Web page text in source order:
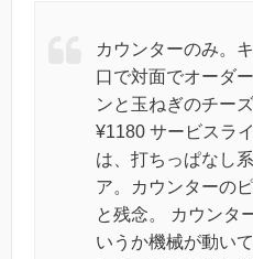
カウンターのみ。
口で対面でオーダ
ンと玉ねぎのチー
¥1180 サービスラ
は、打ちっぱなし
ア。カウンターの
と残念。 カウンタ
いうか機械が動い